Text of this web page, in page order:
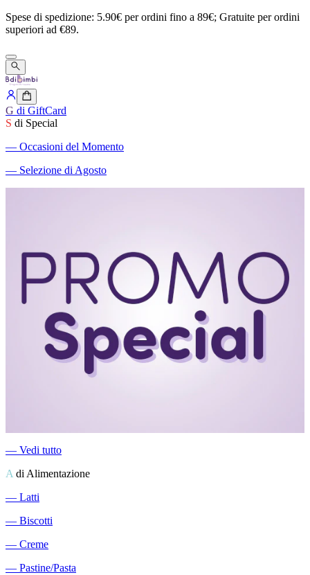
Spese di spedizione: 5.90€ perordini fino a 89€; Gratuite perordini
superiori ad €89.
G di GiftCard
S di Special
― Occasioni del Momento
― Selezione di Agosto
― Vedi tutto
A di Alimentazione
― Latti
― Biscotti
― Creme
― Pastine/Pasta